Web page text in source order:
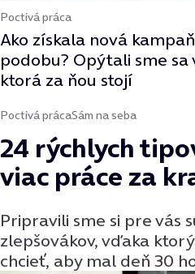
Poctivá práca
Ako získala nová
podobu? Opýtali sme sa
ktorá za ňou stojí
Poctivá prácaSám na seba
24 rýchlych
viac práce za
Pripravili sme si pre vás
zlepšovákov, vďaka
chcieť, aby mal deň 30